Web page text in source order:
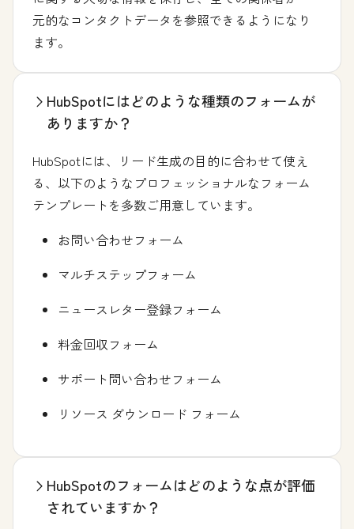
元的なコンタクトデータを参照できるようになり
ます。
HubSpotにはどのような種類のフォームが
ありますか？
HubSpotには、リード生成の目的に合わせて使え
る、以下のようなプロフェッショナルなフォーム
テンプレートを多数ご用意しています。
お問い合わせフォーム
マルチステップフォーム
ニュースレター登録フォーム
料金回収フォーム
サポート問い合わせフォーム
リソース ダウンロード フォーム
HubSpotのフォームはどのような点が評価
されていますか？